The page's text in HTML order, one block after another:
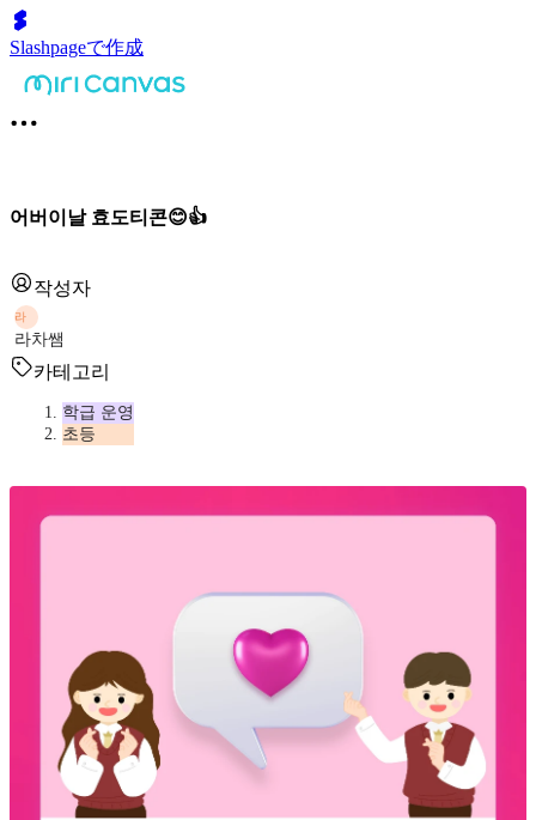
Slashpageで作成
어버이날 효도티콘😊👍
작성자
라
라차쌤
카테고리
학급 운영
초등